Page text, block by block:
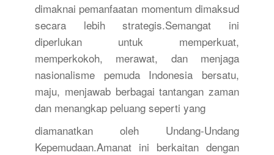
dimaknai pemanfaatan momentum dimaksud
secara lebih strategis.Semangat ini
diperlukan untuk memperkuat,
memperkokoh, merawat, dan menjaga
nasionalisme pemuda Indonesia bersatu,
maju, menjawab berbagai tantangan zaman
dan menangkap peluang seperti yang
diamanatkan oleh Undang-Undang
Kepemudaan.Amanat ini berkaitan dengan